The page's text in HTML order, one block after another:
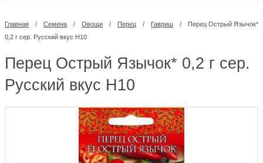
Главная / Семена / Овощи / Перец / Гавриш /
Перец Острый Язычок*
0,2 г сер. Русский вкус Н10
Перец Острый Язычок* 0,2 г сер.
Русский вкус Н10